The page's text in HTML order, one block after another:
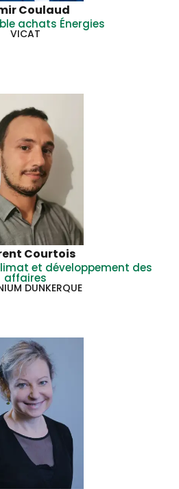
Coulaud
achats Énergies
VICAT
Courtois
et développement des
affaires
DUNKERQUE